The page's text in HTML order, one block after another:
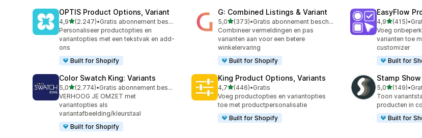
OPTIS Product Options, Variant
4,9van 5 sterren
(2.247)
2247 recensies in totaal
•
Gratis abonnement beschikbaar
Personaliseer productopties en
variantopties met een tekstvak en add-
ons
Built for Shopify
G: Combined Listings & Variant
5,0van 5 sterren
(373)
373 recensies in totaal
•
Gratis abonnement beschikbaar
Combineer vermeldingen en pas
varianten aan voor een betere
winkelervaring
Built for Shopify
EasyFlow
4,9van 5
(415)
415 recensies
•
Voeg
varianten toe
customizer
Built for
Color Swatch King: Variants
5,0van 5 sterren
(2.774)
2774 recensies in totaal
•
Gratis abonnement beschikbaar
VERHOOG JE OMZET met
variantopties als
variantafbeelding/kleurstaal
Built for Shopify
King Product Options, Variants
4,7van 5 sterren
(446)
446 recensies in totaal
•Gratis
Voeg productopties en variantopties
toe met productpersonalisatie
Built for Shopify
Stamp
5,0van 5
(149)
149 recensies
•
Toon
producten in
Built for